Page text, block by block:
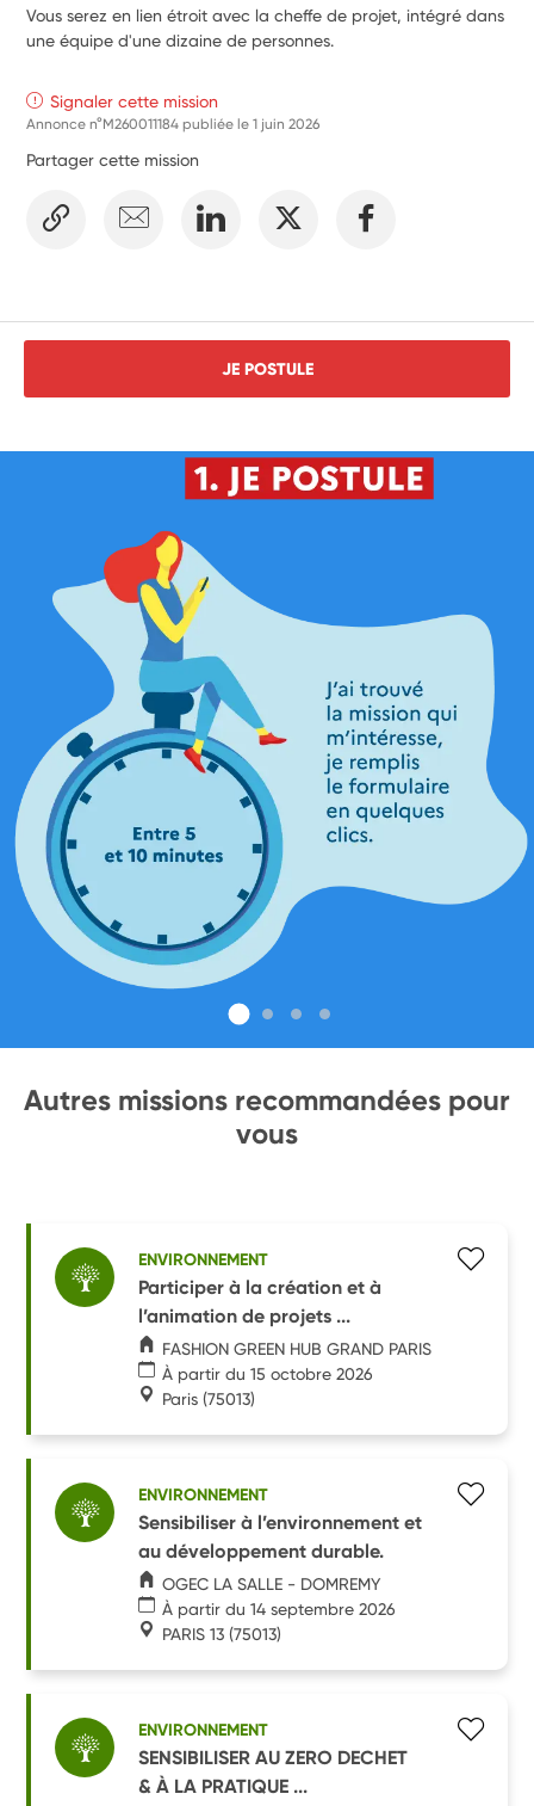
Vous serez en lien étroit avec la cheffe de projet, intégré dans
une équipe d'une dizaine de personnes.
Signaler cette mission
Annonce n°M260011184 publiée le1 juin 2026
Partager cette mission
JE POSTULE
Autres missions recommandées pour
vous
ENVIRONNEMENT
Participer à la création et à
l’animation de projets ...
FASHION GREEN HUB GRAND PARIS
À partir du 15 octobre 2026
Paris (75013)
ENVIRONNEMENT
Sensibiliser à l’environnement et
au développement durable.
OGEC LA SALLE - DOMREMY
À partir du 14 septembre 2026
PARIS 13 (75013)
ENVIRONNEMENT
SENSIBILISER AU ZERO DECHET
& À LA PRATIQUE ...